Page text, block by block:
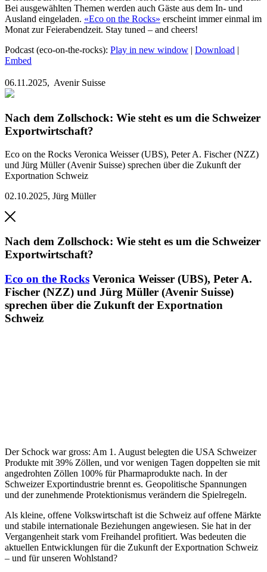
Bei ausgewählten Themen werden auch Gäste aus dem In- und
Ausland eingeladen. «Eco on the Rocks» erscheint immer einmal im
Monat zur Feierabendzeit. Stay tuned – and cheers!
Podcast (eco-on-the-rocks): Play in new window | Download |
Embed
06.11.2025, Avenir Suisse
Nach dem Zollschock: Wie steht es um die Schweizer
Exportwirtschaft?
Eco on the Rocks Veronica Weisser (UBS), Peter A. Fischer (NZZ)
und Jürg Müller (Avenir Suisse) sprechen über die Zukunft der
Exportnation Schweiz
02.10.2025, Jürg Müller
Nach dem Zollschock: Wie steht es um die Schweizer
Exportwirtschaft?
Eco on the Rocks Veronica Weisser (UBS), Peter A.
Fischer (NZZ) und Jürg Müller (Avenir Suisse)
sprechen über die Zukunft der Exportnation
Schweiz
Der Schock war gross: Am 1. August belegten die USA Schweizer
Produkte mit 39% Zöllen, und vor wenigen Tagen doppelten sie mit
angedrohten Zöllen 100% für Pharmaprodukte nach. In der
Schweizer Exportindustrie brennt es. Geopolitische Spannungen
und der zunehmende Protektionismus verändern die Spielregeln.
Als kleine, offene Volkswirtschaft ist die Schweiz auf offene Märkte
und stabile internationale Beziehungen angewiesen. Sie hat in der
Vergangenheit stark vom Freihandel profitiert. Was bedeuten die
aktuellen Entwicklungen für die Zukunft der Exportnation Schweiz
– und für unseren Wohlstand?